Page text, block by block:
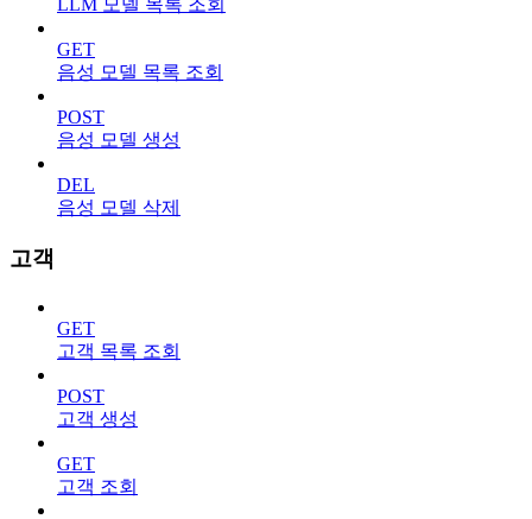
LLM 모델 목록 조회
GET
음성 모델 목록 조회
POST
음성 모델 생성
DEL
음성 모델 삭제
고객
GET
고객 목록 조회
POST
고객 생성
GET
고객 조회